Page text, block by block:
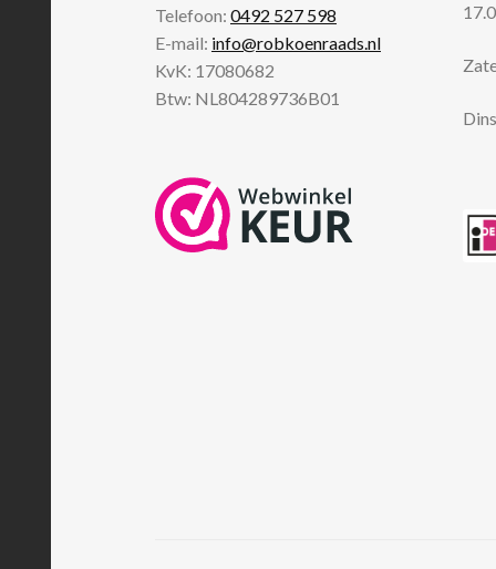
Telefoon:0492 527 598
E-mail: info@robkoenraads.nl
KvK: 17080682
Btw: NL804289736B01